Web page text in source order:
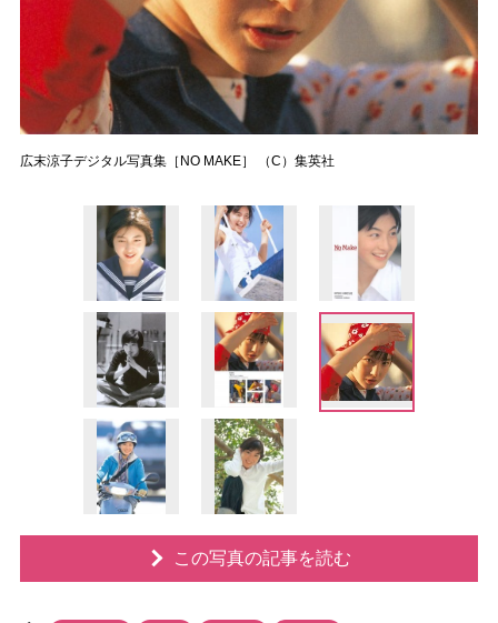
広末涼子デジタル写真集［NO MAKE］ （C）集英社
この写真の記事を読む